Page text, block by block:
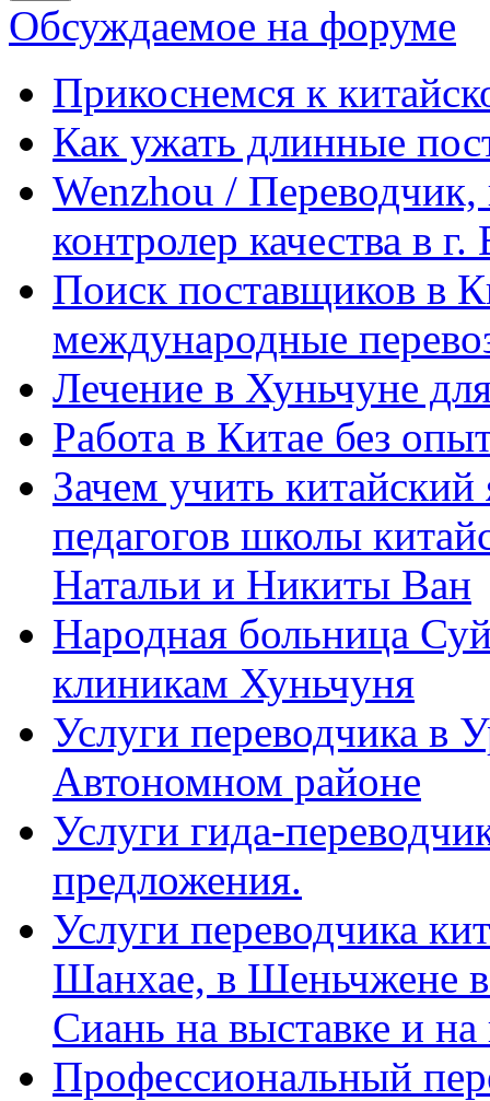
Обсуждаемое на форуме
Прикоснемся к
Как ужать длинные
Wenzhou / Переводчик,
контролер качества в
Поиск поставщиков в
международные
Лечение в Хуньчуне
Работа в Китае без
Зачем учить
педагогов школы
Натальи и Никиты Ван
Народная больница
клиникам Хуньчуня
Услуги переводчика в
Автономном районе
Услуги гида-
предложения.
Услуги переводчика
Шанхае, в Шеньчжене
Сиань на выставке и
Профессиональный